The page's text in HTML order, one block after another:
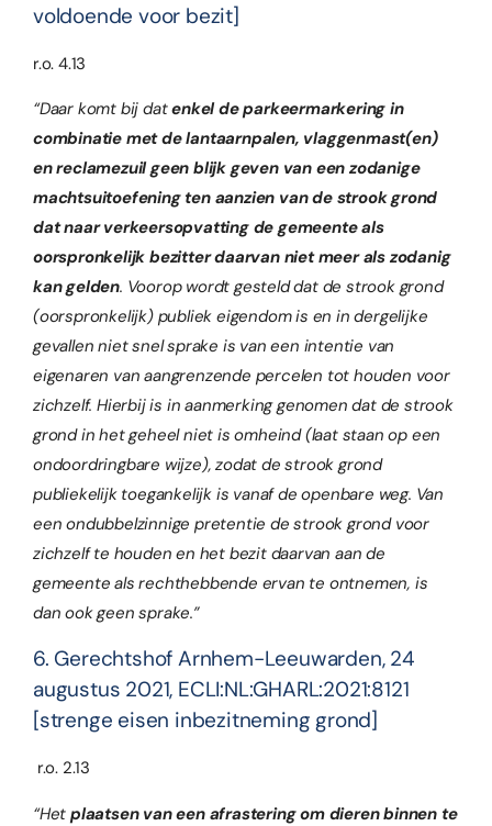
voldoende voor bezit]
r.o. 4.13
“Daar komt bij datenkel de parkeermarkering in
combinatie met de lantaarnpalen, vlaggenmast(en)
en reclamezuil geen blijk geven van een zodanige
machtsuitoefening ten aanzien van de strook grond
dat naar verkeersopvatting de gemeente als
oorspronkelijk bezitter daarvan niet meer als zodanig
kan gelden. Voorop wordt gesteld dat de strook grond
(oorspronkelijk) publiek eigendom is en in dergelijke
gevallen niet snel sprake is van een intentie van
eigenaren van aangrenzende percelen tot houden voor
zichzelf. Hierbij is in aanmerking genomen dat de strook
grond in het geheel niet is omheind (laat staan op een
ondoordringbare wijze), zodat de strook grond
publiekelijk toegankelijk is vanaf de openbare weg. Van
een ondubbelzinnige pretentie de strook grond voor
zichzelf te houden en het bezit daarvan aan de
gemeente als rechthebbende ervan te ontnemen, is
dan ook geen sprake.”
6. Gerechtshof Arnhem-Leeuwarden, 24
augustus 2021, ECLI:NL:GHARL:2021:8121
[strenge eisen inbezitneming grond]
r.o. 2.13
“Het plaatsen van een afrastering om dieren binnen te